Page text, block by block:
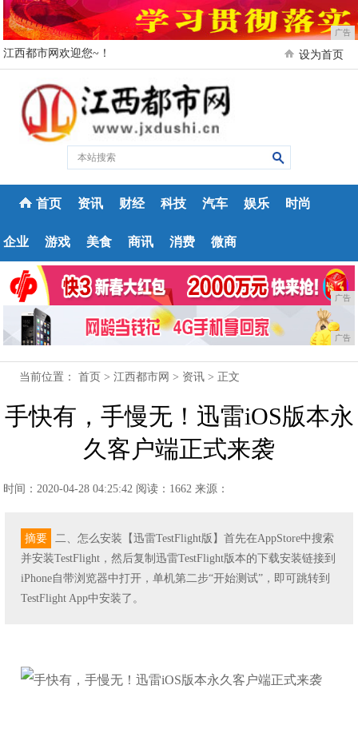
广告
江西都市网欢迎您~！ 设为首页
首页 资讯 财经 科技 汽车 娱乐 时尚
企业 游戏 美食 商讯 消费 微商
广告
广告
当前位置：首页 >江西都市网 > 资讯 > 正文
手快有，手慢无！迅雷iOS版本永
久客户端正式来袭
时间：2020-04-28 04:25:42 阅读：1662 来源：
摘要
二、怎么安装【迅雷TestFlight版】首先在AppStore中搜索
并安装TestFlight，然后复制迅雷TestFlight版本的下载安装链接到
iPhone自带浏览器中打开，单机第二步“开始测试”，即可跳转到
TestFlight App中安装了。